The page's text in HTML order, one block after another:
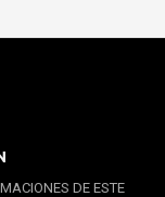
DE ESTE